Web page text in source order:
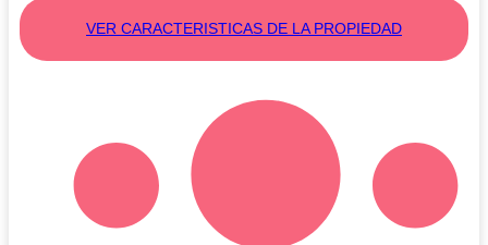
VER CARACTERISTICAS DE LA PROPIEDAD